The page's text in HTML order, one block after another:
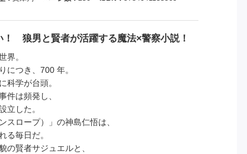
！ 狼男と賢者が活躍する魔法×警察小説！
界。
につき、700 年。
科学が台頭。
件は頻発し、
立した。
スロープ）」の神島仁悟は、
る毎日だ。
の賢者サジュエルと、